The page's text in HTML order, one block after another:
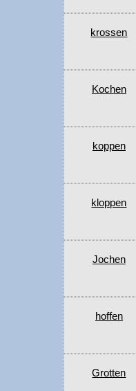
krossen
Kochen
koppen
kloppen
Jochen
hoffen
Grotten